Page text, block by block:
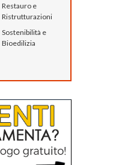
Restauro e
Ristrutturazioni
Sostenibilità e
Bioedilizia